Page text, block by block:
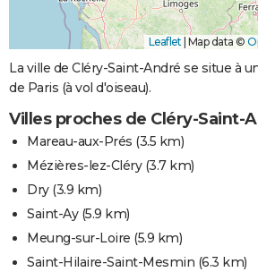
Leaflet Map data ©
La ville de Cléry-Saint-André se situe à
de Paris (à vol d'oiseau).
Villes proches de Cléry-Saint-
Mareau-aux-Prés (3.5 km)
Mézières-lez-Cléry(3.7 km)
Dry(3.9 km)
Saint-Ay(5.9 km)
Meung-sur-Loire (5.9 km)
Saint-Hilaire-Saint-Mesmin (6.3 km)